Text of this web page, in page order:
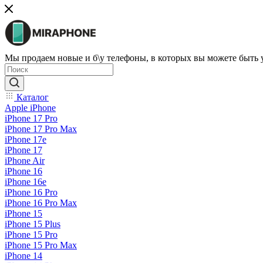
Мы продаем новые и б\у телефоны, в которых вы можете быть
Каталог
Apple iPhone
iPhone 17 Pro
iPhone 17 Pro Max
iPhone 17e
iPhone 17
iPhone Air
iPhone 16
iPhone 16e
iPhone 16 Pro
iPhone 16 Pro Max
iPhone 15
iPhone 15 Plus
iPhone 15 Pro
iPhone 15 Pro Max
iPhone 14